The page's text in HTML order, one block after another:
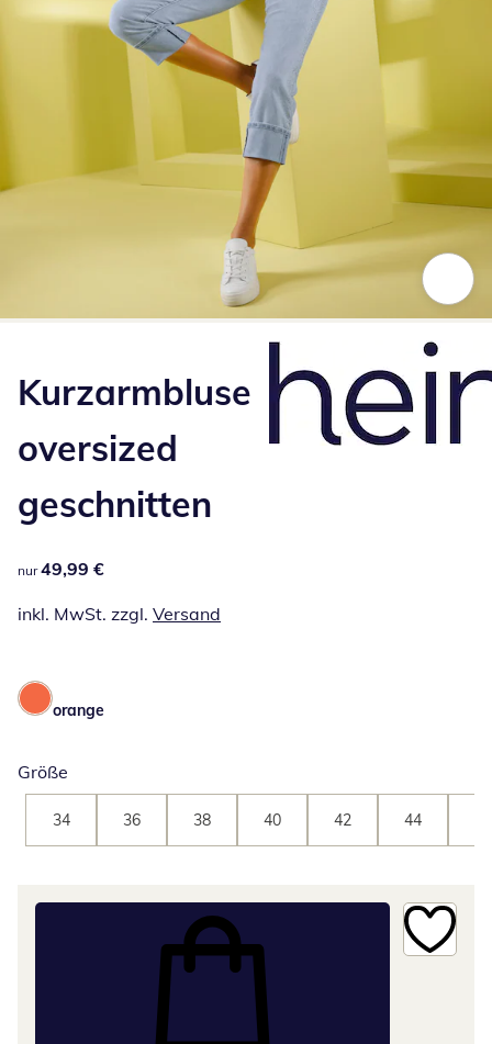
Kurzarmbluse
oversized
geschnitten
49,99 €
nur 49,99 €
inkl. MwSt. zzgl. Versand
orange
Größe
34 36 38 40 42 44